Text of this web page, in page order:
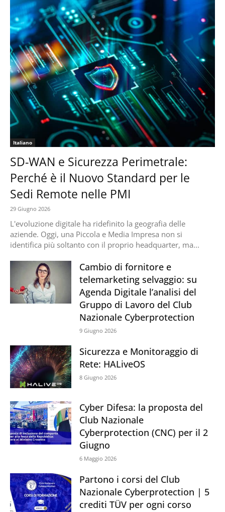
Italiano
SD-WAN e Sicurezza Perimetrale:
Perché è il Nuovo Standard per le
Sedi Remote nelle PMI
29 Giugno 2026
L'evoluzione digitale ha ridefinito la geografia delle
aziende. Oggi, una Piccola e Media Impresa non si
identifica più soltanto con il proprio headquarter, ma...
Cambio di fornitore e
telemarketing selvaggio: su
Agenda Digitale l’analisi del
Gruppo di Lavoro del Club
Nazionale Cyberprotection
9 Giugno 2026
Sicurezza e Monitoraggio di
Rete: HALiveOS
8 Giugno 2026
Cyber Difesa: la proposta del
Club Nazionale
Cyberprotection (CNC) per il 2
Giugno
6 Maggio 2026
Partono i corsi del Club
Nazionale Cyberprotection | 5
crediti TÜV per ogni corso